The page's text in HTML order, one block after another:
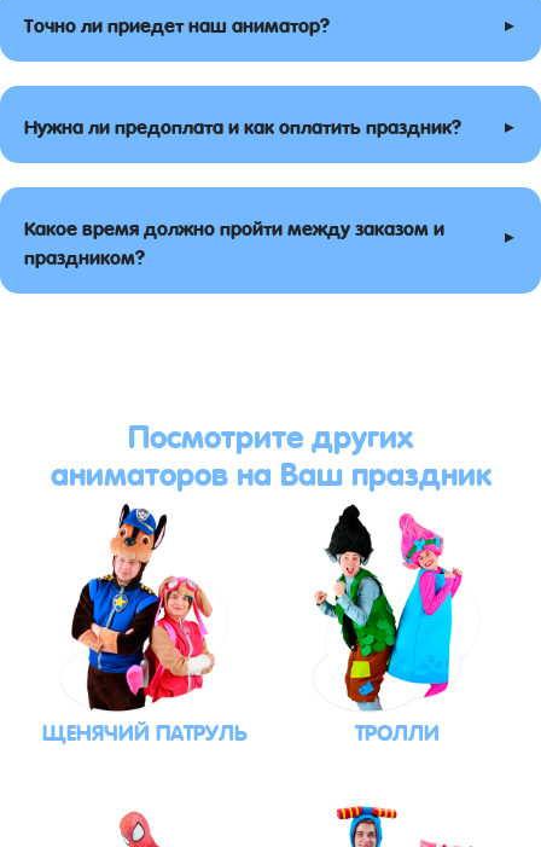
Точно ли приедет наш аниматор? ▸
Нужна ли предоплата и как оплатить праздник? ▸
Какое время должно пройти между заказом и
праздником?
▸
Посмотрите других
аниматоров на Ваш праздник
ЩЕНЯЧИЙ ПАТРУЛЬ ТРОЛЛИ